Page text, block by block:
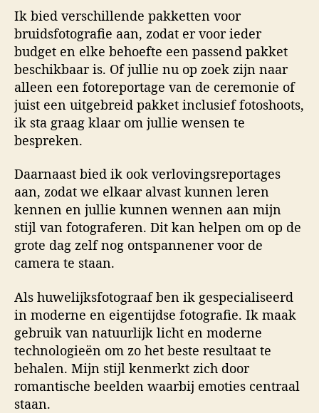
Ik bied verschillende pakketten voor
bruidsfotografie aan, zodat er voor ieder
budget en elke behoefte een passend pakket
beschikbaar is. Of jullie nu op zoek zijn naar
alleen een fotoreportage van de ceremonie of
juist een uitgebreid pakket inclusief fotoshoots,
ik sta graag klaar om jullie wensen te
bespreken.
Daarnaast bied ik ook verlovingsreportages
aan, zodat we elkaar alvast kunnen leren
kennen en jullie kunnen wennen aan mijn
stijl van fotograferen. Dit kan helpen om op de
grote dag zelf nog ontspannener voor de
camera te staan.
Als huwelijksfotograaf ben ik gespecialiseerd
in moderne en eigentijdse fotografie. Ik maak
gebruik van natuurlijk licht en moderne
technologieën om zo het beste resultaat te
behalen. Mijn stijl kenmerkt zich door
romantische beelden waarbij emoties centraal
staan.